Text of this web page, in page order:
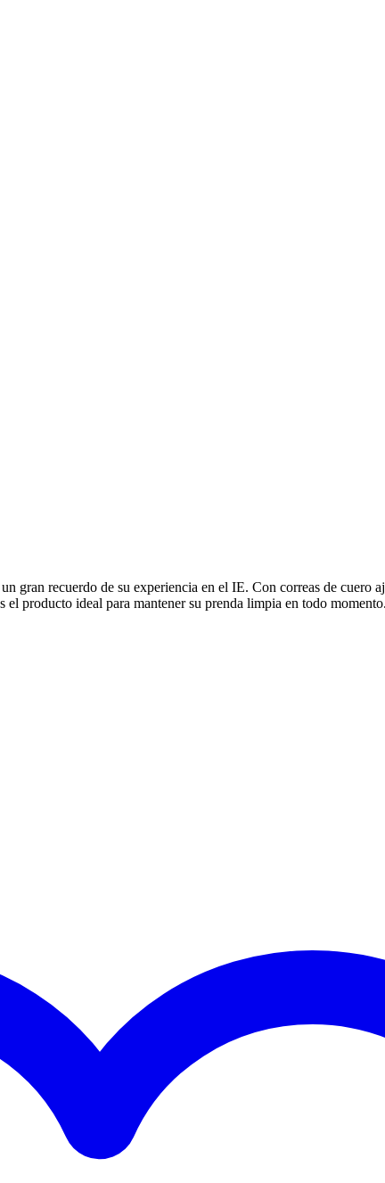
gran recuerdo de su experiencia en el IE. Con correas de cuero
producto ideal para mantener su prenda limpia en todo momento.